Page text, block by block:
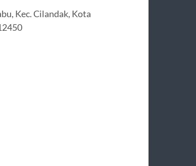
Kec. Cilandak, Kota